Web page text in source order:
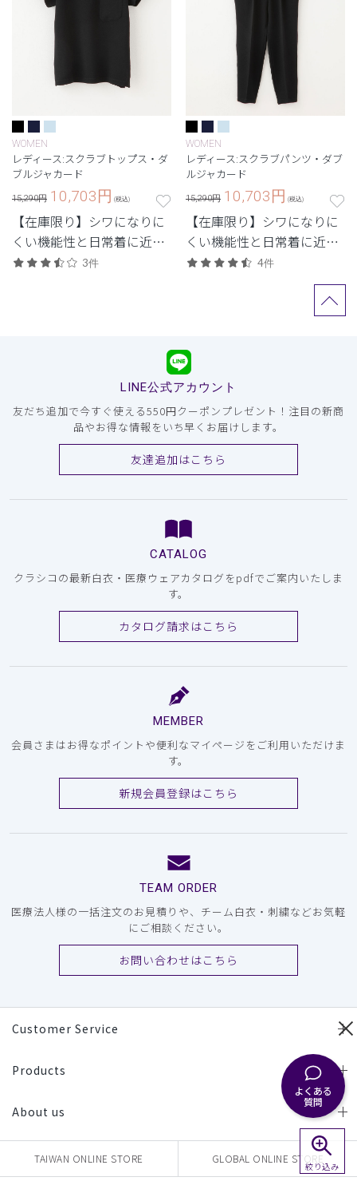
よくある
質問
WOMEN
レディース:スクラブトップス・ダ
ブルジャカード
15,290円 10,703円 (税込)
【在庫限り】シワになりに
くい機能性と日常着に近い
デザインを兼ね備えたユニ
3件
WOMEN
レディース:スクラブパンツ・ダブ
ルジャカード
15,290円 10,703円 (税込)
【在庫限り】シワになりに
くい機能性と日常着に近い
デザインを兼ね備えたユニ
4件
絞り込み
LINE公式アカウント
友だち追加で今すぐ使える550円クーポンプレゼント！注目の新商
品やお得な情報をいち早くお届けします。
友達追加はこちら
CATALOG
クラシコの最新白衣・医療ウェアカタログをpdfでご案内いたしま
す。
カタログ請求はこちら
MEMBER
会員さまはお得なポイントや便利なマイページをご利用いただけま
す。
新規会員登録はこちら
TEAM ORDER
医療法人様の一括注文のお見積りや、チーム白衣・刺繍などお気軽
にご相談ください。
お問い合わせはこちら
Customer Service
Products
About us
TAIWAN ONLINE STORE GLOBAL ONLINE STORE